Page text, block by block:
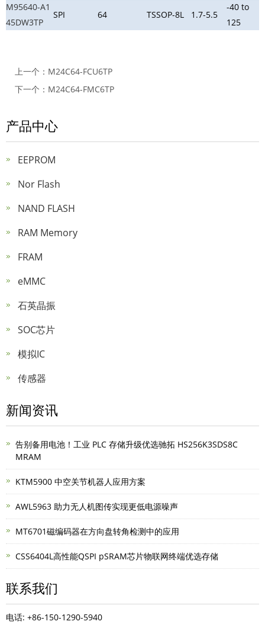
M95640-A1
45DW3TP
SPI 64 TSSOP-8L 1.7-5.5
-40 to
125
上一个： M24C64-FCU6TP
下一个： M24C64-FMC6TP
产品中心
EEPROM
Nor Flash
NAND FLASH
RAM Memory
FRAM
eMMC
石英晶振
SOC芯片
模拟IC
传感器
新闻资讯
告别备用电池！工业 PLC 存储升级优选驰拓 HS256K3SDS8C
MRAM
KTM5900 中空关节机器人应用方案
AWL5963 助力无人机图传实现更低电源噪声
MT6701磁编码器在方向盘转角检测中的应用
CSS6404L高性能QSPI pSRAM芯片物联网终端优选存储
联系我们
电话: +86-150-1290-5940